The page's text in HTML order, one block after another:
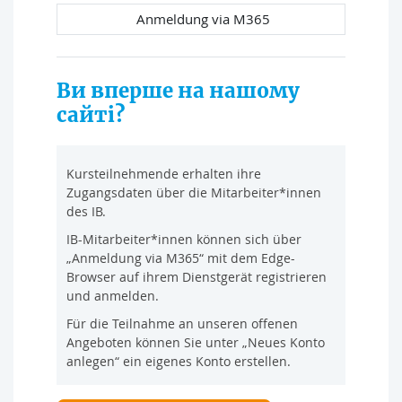
Anmeldung via M365
Ви вперше на нашому
сайті?
Kursteilnehmende erhalten ihre
Zugangsdaten über die Mitarbeiter*innen
des IB.
IB-Mitarbeiter*innen können sich über
„Anmeldung via M365“ mit dem Edge-
Browser auf ihrem Dienstgerät registrieren
und anmelden.
Für die Teilnahme an unseren offenen
Angeboten können Sie unter „Neues Konto
anlegen“ ein eigenes Konto erstellen.